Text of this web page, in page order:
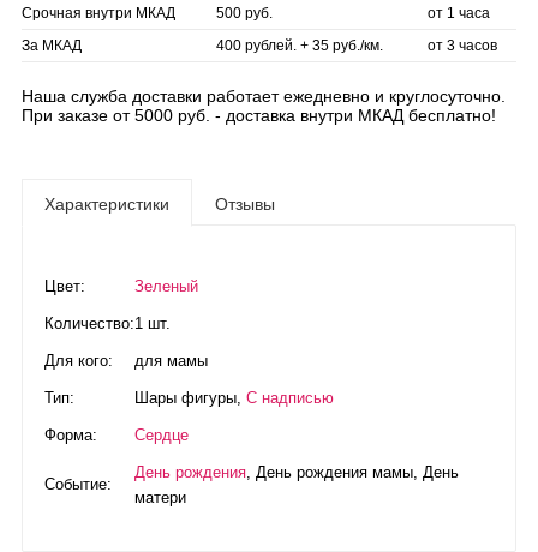
Срочная внутри МКАД
500 руб.
от 1 часа
За МКАД
400 рублей. + 35 руб./км. от 3 часов
Наша служба доставки работает ежедневно и круглосуточно.
При заказе от 5000 руб. - доставка внутри МКАД бесплатно!
Характеристики Отзывы
Цвет: Зеленый
Количество:1 шт.
Для кого: для мамы
Тип: Шары фигуры С надписью
Форма: Сердце
Событие:
День рождения День рождения мамы День
матери